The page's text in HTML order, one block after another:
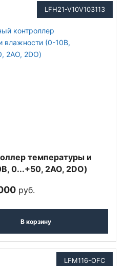
LFH21-V10V103113
температуры и
0...+50, 2AO, 2DO)
руб.
В корзину
LFM116-OFC